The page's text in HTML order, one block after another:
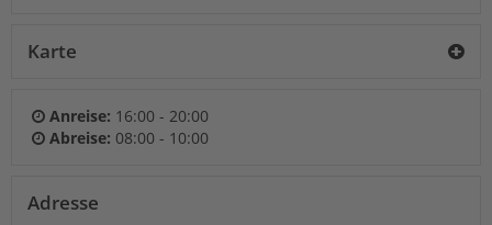
Karte
Anreise: 16:00 - 20:00
Abreise: 08:00 - 10:00
Adresse